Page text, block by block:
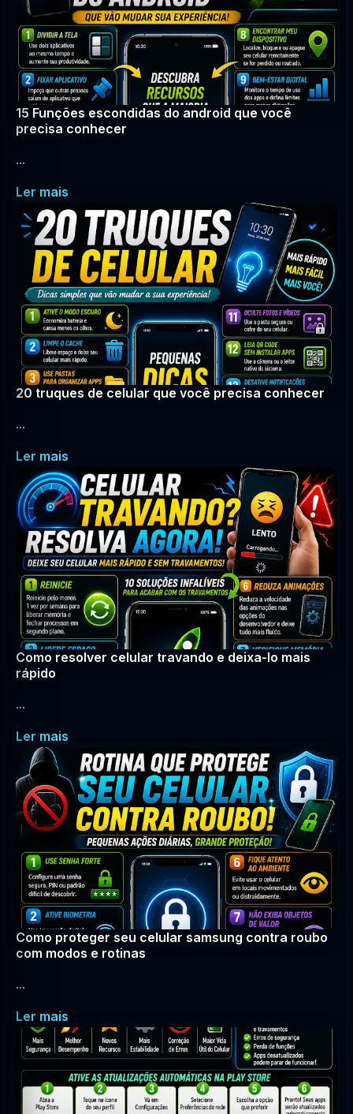
15 Funções escondidas do android que você
precisa conhecer
...
Ler mais
20 truques de celular que você precisa conhecer
...
Ler mais
Como resolver celular travando e deixa-lo mais
rápido
...
Ler mais
Como proteger seu celular samsung contra roubo
com modos e rotinas
...
Ler mais